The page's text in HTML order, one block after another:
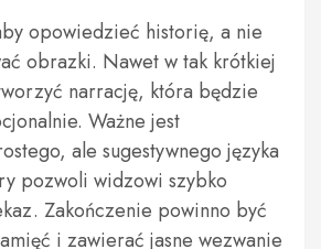
opowiedzieć historię, a nie
obrazki. Nawet w tak krótkiej
narrację, która będzie
Ważne jest
ale sugestywnego języka
pozwoli widzowi szybko
Zakończenie powinno być
i zawierać jasne wezwanie